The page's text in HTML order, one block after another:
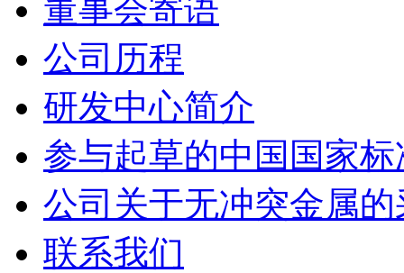
董事会寄语
公司历程
研发中心简介
参与起草的中国国家标
公司关于无冲突金属
联系我们